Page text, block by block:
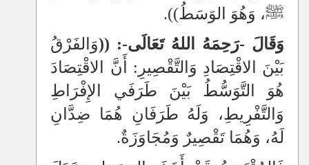
ﷺ، وَهُوَ الوَسَطُ))
.
وَقَالَ -رَحِمَهُ اللهُ تَعَالَى-: ((وَالفَرْقُ
بَيْنَ الاقْتِصَادِ وَالتَّقْصِيرِ: أَنَّ الاقْتِصَادَ
هُوَ التَّوَسُّطُ بَيْنَ طَرَفَي الإِفْرَاطِ
وَالتَّفْرِيطِ، وَلَهُ طَرَفَانِ هُمَا ضِدَّانِ
لَهُ، وَهُمَا تَقْصِيرٌ وَمُجَاوَزَةٌ.